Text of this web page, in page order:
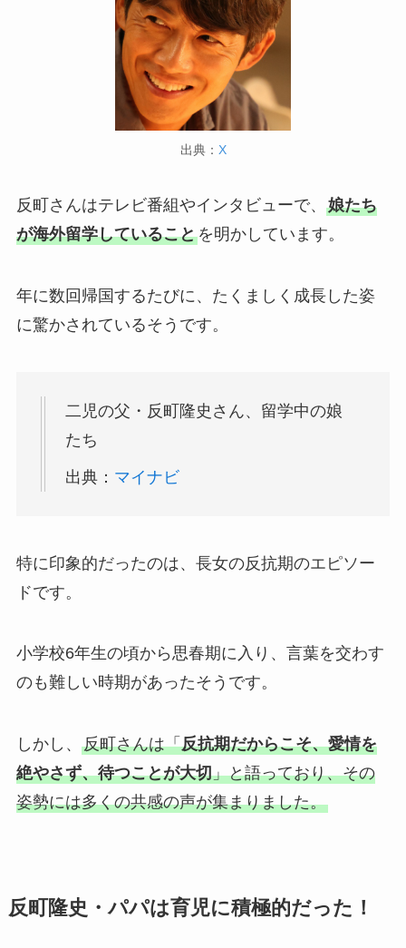
出典： X
反町さんはテレビ番組やインタビューで、 娘たち
が海外留学していることを明かしています。
年に数回帰国するたびに、たくましく成長した姿
に驚かされているそうです。
二児の父・反町隆史さん、留学中の娘
たち
出典： マイナビ
特に印象的だったのは、長女の反抗期のエピソー
ドです。
小学校6年生の頃から思春期に入り、言葉を交わす
のも難しい時期があったそうです。
しかし、 反町さんは「反抗期だからこそ、愛情を
絶やさず、待つことが大切」と語っており、その
姿勢には多くの共感の声が集まりました。
反町隆史・パパは育児に積極的だった！